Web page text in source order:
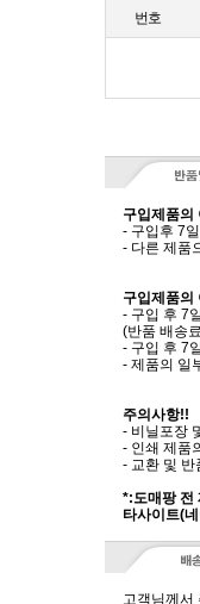
번호
구입제품의
- 구입후 7
- 다른 제품
구입제품의
- 구입 후 7
(반품 배송
- 구입 후 7
- 제품의 일
주의사항!!
- 비닐포장
- 인쇄 제품
- 교환 및 반
*:도매팡 전
타사이트(
고객님께서